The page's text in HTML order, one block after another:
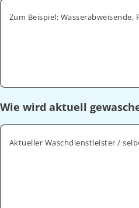
Wie wird aktuell
Aktueller Waschdienstleister /